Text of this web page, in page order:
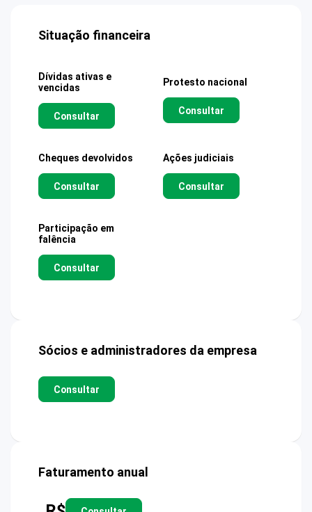
Situação financeira
Dívidas ativas e
vencidas
Consultar
Protesto nacional
Consultar
Cheques devolvidos
Consultar
Ações judiciais
Consultar
Participação em
falência
Consultar
Sócios e administradores da empresa
Consultar
Faturamento anual